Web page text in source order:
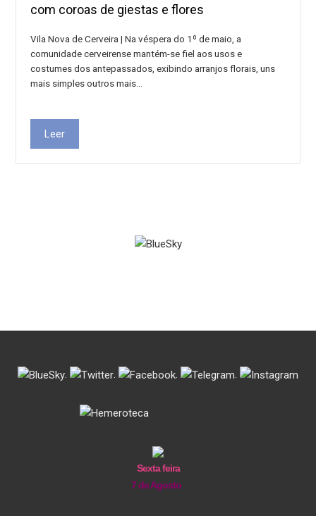
com coroas de giestas e flores
Vila Nova de Cerveira | Na véspera do 1º de maio, a
comunidade cerveirense mantém-se fiel aos usos e
costumes dos antepassados, exibindo arranjos florais, uns
mais simples outros mais…
Leer
. . . .
Sexta feira
7 de Agosto